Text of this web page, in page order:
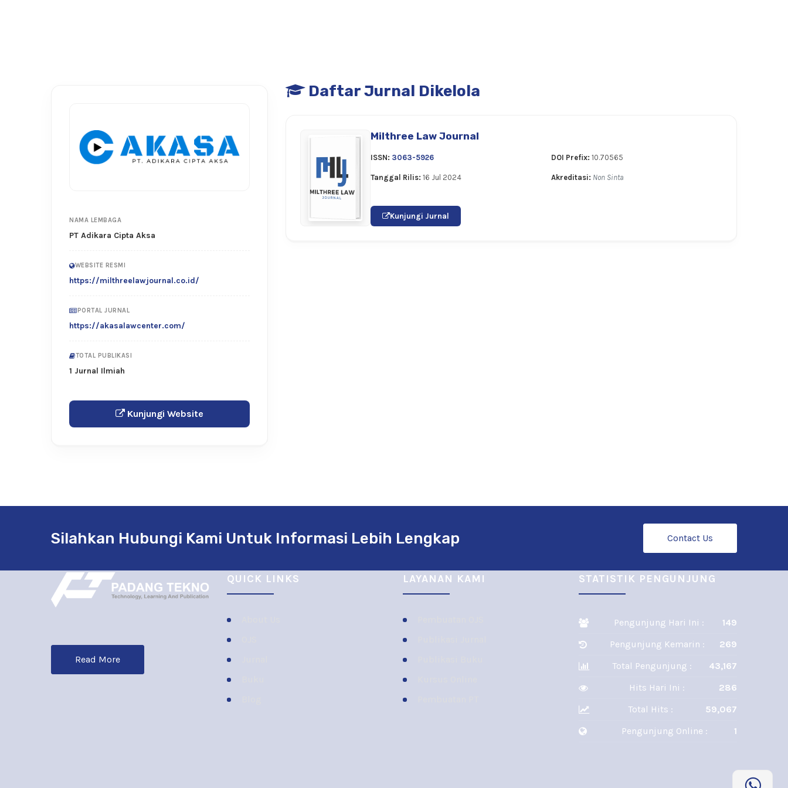
NAMA LEMBAGA
PT Adikara Cipta Aksa
WEBSITE RESMI
https://milthreelawjournal.co.id/
PORTAL JURNAL
https://akasalawcenter.com/
TOTAL PUBLIKASI
1 Jurnal Ilmiah
Kunjungi Website
Daftar Jurnal Dikelola
Milthree Law Journal
ISSN: 3063-5926 DOI Prefix: 10.70565
Tanggal Rilis: 16 Jul 2024 Akreditasi: Non Sinta
Kunjungi Jurnal
Silahkan Hubungi Kami Untuk Informasi Lebih Lengkap Contact Us
Read More
QUICK LINKS LAYANAN KAMI STATISTIK PENGUNJUNG
Pengunjung Hari Ini :
149
Pengunjung Kemarin :
269
Total Pengunjung :
43,167
Hits Hari Ini :
286
Total Hits :
59,067
Pengunjung Online :
1